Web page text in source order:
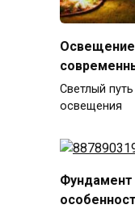
Освещение
Светлый
освещения